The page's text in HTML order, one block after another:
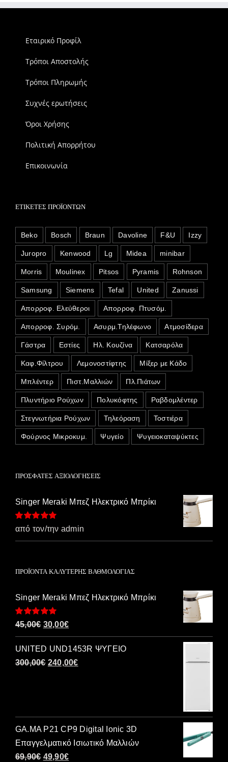
Εταιρικό Προφίλ
Τρόποι Αποστολής
Τρόποι Πληρωμής
Συχνές ερωτήσεις
Όροι Χρήσης
Πολιτική Απορρήτου
Επικοινωνία
ΕΤΙΚΈΤΕΣ ΠΡΟΪΌΝΤΩΝ
Beko Bosch Braun Davoline F&U Izzy
Juropro Kenwood Lg Midea minibar
Morris Moulinex Pitsos Pyramis Rohnson
Samsung Siemens Tefal United Zanussi
Απορροφ. Ελεύθεροι Απορροφ. Πτυσόμ.
Απορροφ. Συρόμ. Ασυρμ.Τηλέφωνο Ατμοσίδερα
Γάστρα Εστίες Ηλ. Κουζίνα Κατσαρόλα
Καφ.Φίλτρου Λεμονοστίφτης Μίξερ με Κάδο
Μπλέντερ Πιστ.Μαλλιών Πλ.Πιάτων
Πλυντήριο Ρούχων Πολυκόφτης Ραβδομλέντερ
Στεγνωτήρια Ρούχων Τηλεόραση Τοστιέρα
Φούρνος Μικροκυμ. Ψυγείο Ψυγειοκαταψύκτες
ΠΡΌΣΦΑΤΕΣ ΑΞΙΟΛΟΓΉΣΕΙΣ
Singer Meraki Μπεζ Ηλεκτρικό Μπρίκι
Βαθμολογήθηκε
από τον/την admin
ΠΡΟΪΌΝΤΑ ΚΑΛΎΤΕΡΗΣ ΒΑΘΜΟΛΟΓΊΑΣ
Singer Meraki Μπεζ Ηλεκτρικό Μπρίκι
Βαθμολογήθηκε
45,00€ Original
price
was:
45,00€.
30,00€Η
τρέχουσα
τιμή
είναι:
UNITED UND1453R ΨΥΓΕΙΟ
300,00€ Original
240,00€Η
240,00€.
GA.MA P21 CP9 Digital Ionic 3D
Επαγγελματικό Ισιωτικό Μαλλιών
69,90€ Original
49,90€Η